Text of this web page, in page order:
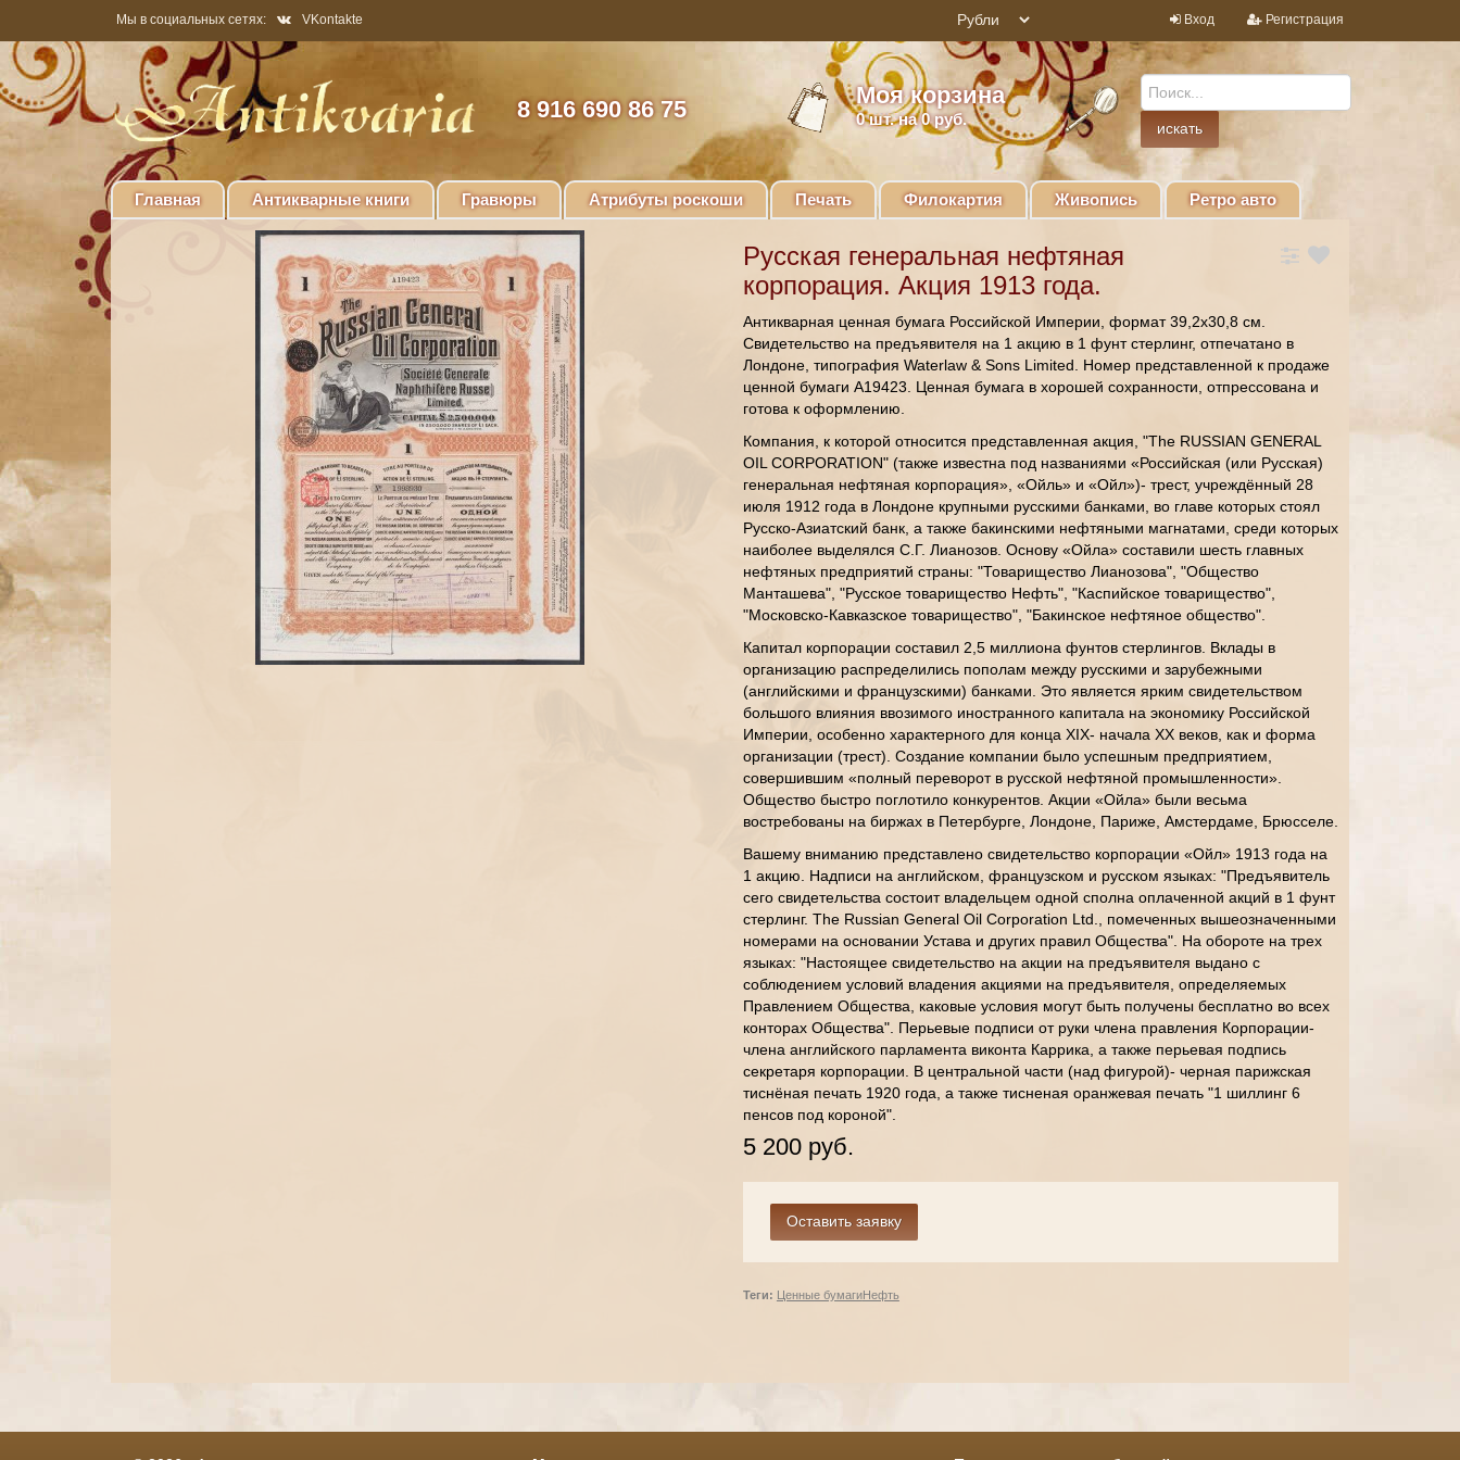
Мы в социальных сетях: VKontakte Вход Регистрация
8 916 690 86 75
Моя корзина
0шт. на 0 руб.
Главная Антикварные книги Гравюры Атрибуты роскоши Печать Филокартия Живопись Ретро авто
Русская генеральная нефтяная
корпорация. Акция 1913 года.
Антикварная ценная бумага Российской Империи, формат 39,2х30,8 см.
Свидетельство на предъявителя на 1 акцию в 1 фунт стерлинг, отпечатано в
Лондоне, типография Waterlaw & Sons Limited. Номер представленной к продаже
ценной бумаги A19423. Ценная бумага в хорошей сохранности, отпрессована и
готова к оформлению.
Компания, к которой относится представленная акция, "The RUSSIAN GENERAL
OIL CORPORATION" (также известна под названиями «Российская (или Русская)
генеральная нефтяная корпорация», «Ойль» и «Ойл»)- трест, учреждённый 28
июля 1912 года в Лондоне крупными русскими банками, во главе которых стоял
Русско-Азиатский банк, а также бакинскими нефтяными магнатами, среди которых
наиболее выделялся С.Г. Лианозов. Основу «Ойла» составили шесть главных
нефтяных предприятий страны: "Товарищество Лианозова", "Общество
Манташева", "Русское товарищество Нефть", "Каспийское товарищество",
"Московско-Кавказское товарищество", "Бакинское нефтяное общество".
Капитал корпорации составил 2,5 миллиона фунтов стерлингов. Вклады в
организацию распределились пополам между русскими и зарубежными
(английскими и французскими) банками. Это является ярким свидетельством
большого влияния ввозимого иностранного капитала на экономику Российской
Империи, особенно характерного для конца XIX- начала XX веков, как и форма
организации (трест). Создание компании было успешным предприятием,
совершившим «полный переворот в русской нефтяной промышленности».
Общество быстро поглотило конкурентов. Акции «Ойла» были весьма
востребованы на биржах в Петербурге, Лондоне, Париже, Амстердаме, Брюсселе.
Вашему вниманию представлено свидетельство корпорации «Ойл» 1913 года на
1 акцию. Надписи на английском, французском и русском языках: "Предъявитель
сего свидетельства состоит владельцем одной сполна оплаченной акций в 1 фунт
стерлинг. The Russian General Oil Corporation Ltd., помеченных вышеозначенными
номерами на основании Устава и других правил Общества". На обороте на трех
языках: "Настоящее свидетельство на акции на предъявителя выдано с
соблюдением условий владения акциями на предъявителя, определяемых
Правлением Общества, каковые условия могут быть получены бесплатно во всех
конторах Общества". Перьевые подписи от руки члена правления Корпорации-
члена английского парламента виконта Каррика, а также перьевая подпись
секретаря корпорации. В центральной части (над фигурой)- черная парижская
тиснёная печать 1920 года, а также тисненая оранжевая печать "1 шиллинг 6
пенсов под короной".
5 200 руб.
Теги: Ценные бумагиНефть